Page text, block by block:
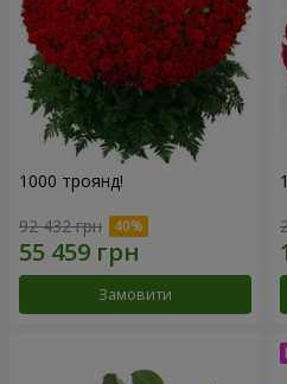
1000 троянд!
92 432 грн
Замовити